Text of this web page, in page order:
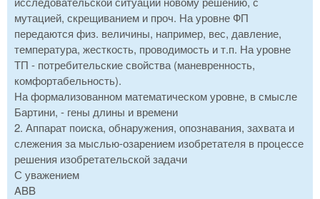
мутацией, скрещиванием и проч. На уровне ФП
передаются физ. величины, например, вес, давление,
температура, жесткость, проводимость и т.п. На уровне
ТП - потребительские свойства (маневренность,
комфортабельность).
На формализованном математическом уровне, в смысле
Бартини, - гены длины и времени
2. Аппарат поиска, обнаружения, опознавания, захвата и
слежения за мыслью-озарением изобретателя в процессе
решения изобретательской задачи
С уважением
ABB